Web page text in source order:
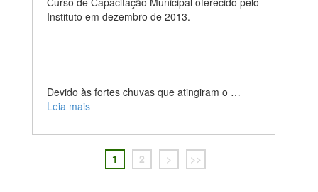
Instituto em dezembro de 2013.
Devido às fortes chuvas que atingiram o …
Leia mais
1 2 > >>